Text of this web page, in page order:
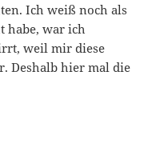
Ich weiß noch als
habe, war ich
weil mir diese
Deshalb hier mal die